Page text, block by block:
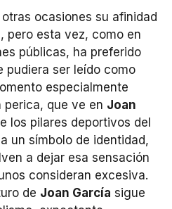
ocasiones su afinidad
pero esta vez, como en
públicas, ha preferido
pudiera ser leído como
especialmente
perica, que ve en Joan
los pilares deportivos del
un símbolo de identidad,
a dejar esa sensación
consideran excesiva.
de Joan García sigue